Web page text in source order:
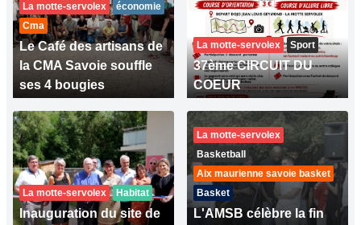
La motte-servolex
économie
Cma
Le Café des artisans de
la CMA Savoie souffle
ses 4 bougies
La motte-servolex Sport
37ème CIRCUIT DU
COEUR
La motte-servolex Habitat
Inauguration du site de
La motte-servolex
Basketball
Aix maurienne savoie basket
Basket
L'AMSB célèbre la fin